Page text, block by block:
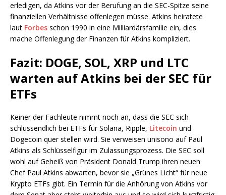
erledigen, da Atkins vor der Berufung an die SEC-Spitze seine
finanziellen Verhältnisse offenlegen müsse. Atkins heiratete
laut Forbes schon 1990 in eine Milliardärsfamilie ein, dies
mache Offenlegung der Finanzen für Atkins kompliziert.
Fazit: DOGE, SOL, XRP und LTC
warten auf Atkins bei der SEC für
ETFs
Keiner der Fachleute nimmt noch an, dass die SEC sich
schlussendlich bei ETFs für Solana, Ripple, Litecoin und
Dogecoin quer stellen wird. Sie verweisen unisono auf Paul
Atkins als Schlüsselfigur im Zulassungsprozess. Die SEC soll
wohl auf Geheiß von Präsident Donald Trump ihren neuen
Chef Paul Atkins abwarten, bevor sie „Grünes Licht“ für neue
Krypto ETFs gibt. Ein Termin für die Anhörung von Atkins vor